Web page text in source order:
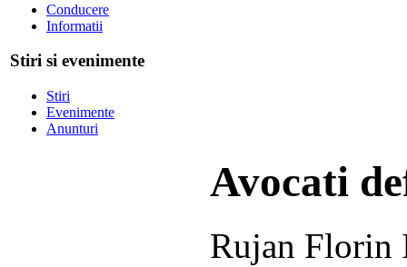
Conducere
Informatii
Stiri si evenimente
Stiri
Evenimente
Anunturi
Avocati
Rujan Florin